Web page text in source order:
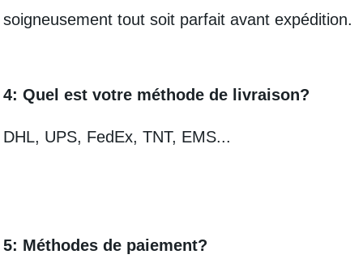
soigneusement tout soit parfait avant expédition.
4: Quel est votre méthode de livraison?
DHL, UPS, FedEx, TNT, EMS...
5: Méthodes de paiement?